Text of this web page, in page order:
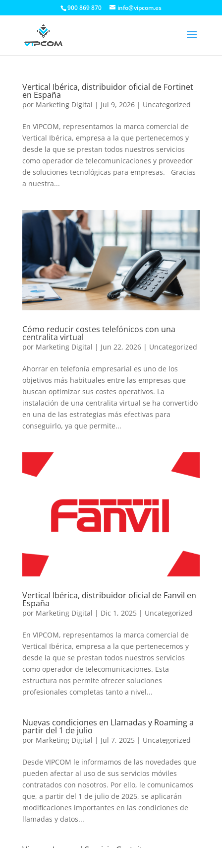
900 869 870 info@vipcom.es
Vertical Ibérica, distribuidor oficial de Fortinet
en España
por Marketing Digital | Jul 9, 2026| Uncategorized
En VIPCOM, representamos la marca comercial de
Vertical Ibérica, empresa a la que pertenecemos y
desde la que se prestan todos nuestros servicios
como operador de telecomunicaciones y proveedor
de soluciones tecnológicas para empresas. Gracias
a nuestra...
Cómo reducir costes telefónicos con una
centralita virtual
por Marketing Digital | Jun 22, 2026| Uncategorized
Ahorrar en telefonía empresarial es uno de los
objetivos más habituales entre las empresas que
buscan optimizar sus costes operativos. La
instalación de una centralita virtual se ha convertido
en una de las estrategias más efectivas para
conseguirlo, ya que permite...
Vertical Ibérica, distribuidor oficial de Fanvil en
España
por Marketing Digital | Dic 1, 2025| Uncategorized
En VIPCOM, representamos la marca comercial de
Vertical Ibérica, empresa a la que pertenecemos y
desde la que se prestan todos nuestros servicios
como operador de telecomunicaciones. Esta
estructura nos permite ofrecer soluciones
profesionales completas tanto a nivel...
Nuevas condiciones en Llamadas y Roaming a
partir del 1 de julio
por Marketing Digital | Jul 7, 2025| Uncategorized
Desde VIPCOM le informamos de las novedades que
pueden afectar al uso de sus servicios móviles
contratados con nosotros. Por ello, le comunicamos
que, a partir del 1 de julio de 2025, se aplicarán
modificaciones importantes en las condiciones de
llamadas y datos...